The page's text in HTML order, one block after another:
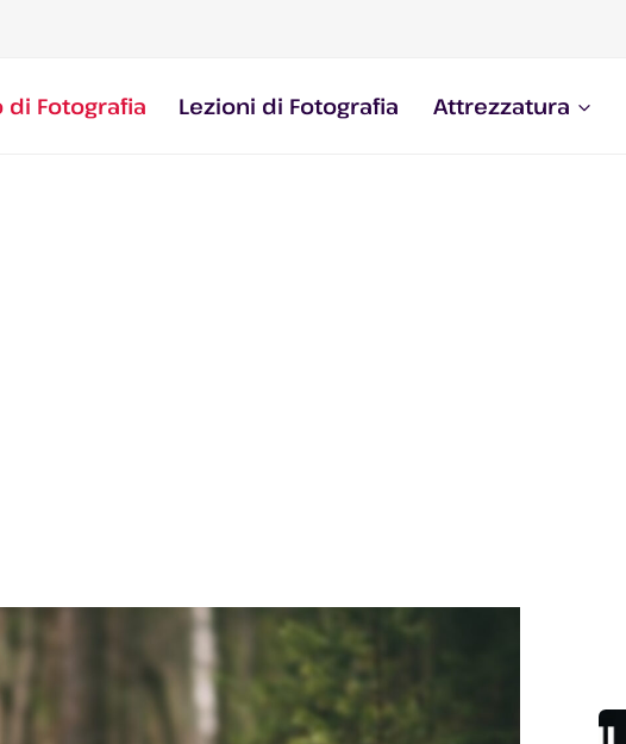
di Fotografia Lezioni di Fotografia Attrezzatura